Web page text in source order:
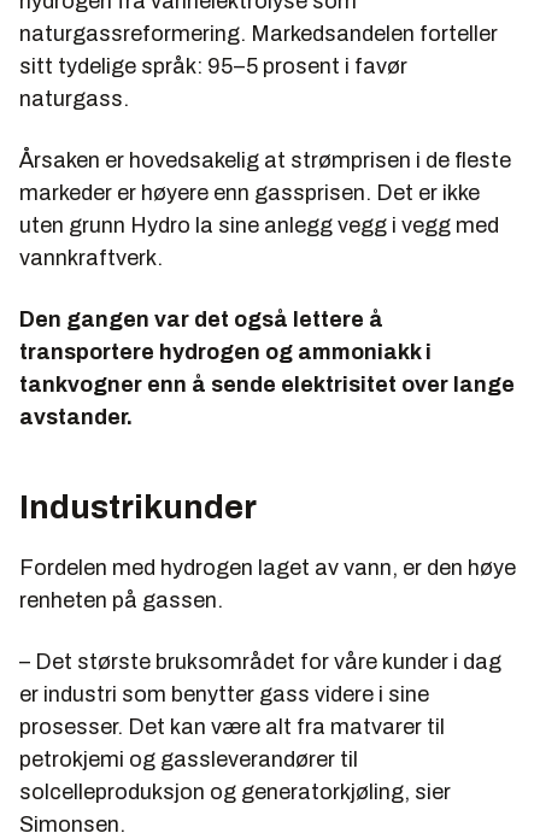
naturgassreformering. Markedsandelen forteller
sitt tydelige språk: 95–5 prosent i favør
naturgass.
Årsaken er hovedsakelig at strømprisen i de fleste
markeder er høyere enn gassprisen. Det er ikke
uten grunn Hydro la sine anlegg vegg i vegg med
vannkraftverk.
Den gangen var det også lettere å
transportere hydrogen og ammoniakk i
tankvogner enn å sende elektrisitet over lange
avstander.
Industrikunder
Fordelen med hydrogen laget av vann, er den høye
renheten på gassen.
– Det største bruksområdet for våre kunder i dag
er industri som benytter gass videre i sine
prosesser. Det kan være alt fra matvarer til
petrokjemi og gassleverandører til
solcelleproduksjon og generatorkjøling, sier
Simonsen.